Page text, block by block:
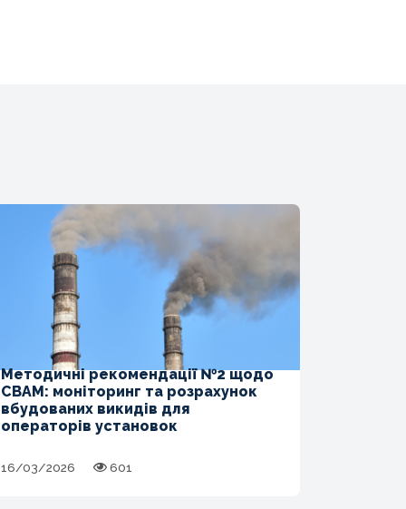
Методичні рекомендації №2 щодо
CBAM: моніторинг та розрахунок
вбудованих викидів для
операторів установок
16/03/2026 601